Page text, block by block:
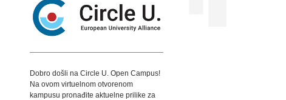
Dobro došli na Circle U. Open Campus!
Na ovom virtuelnom otvorenom
kampusu pronađite aktuelne prilike za